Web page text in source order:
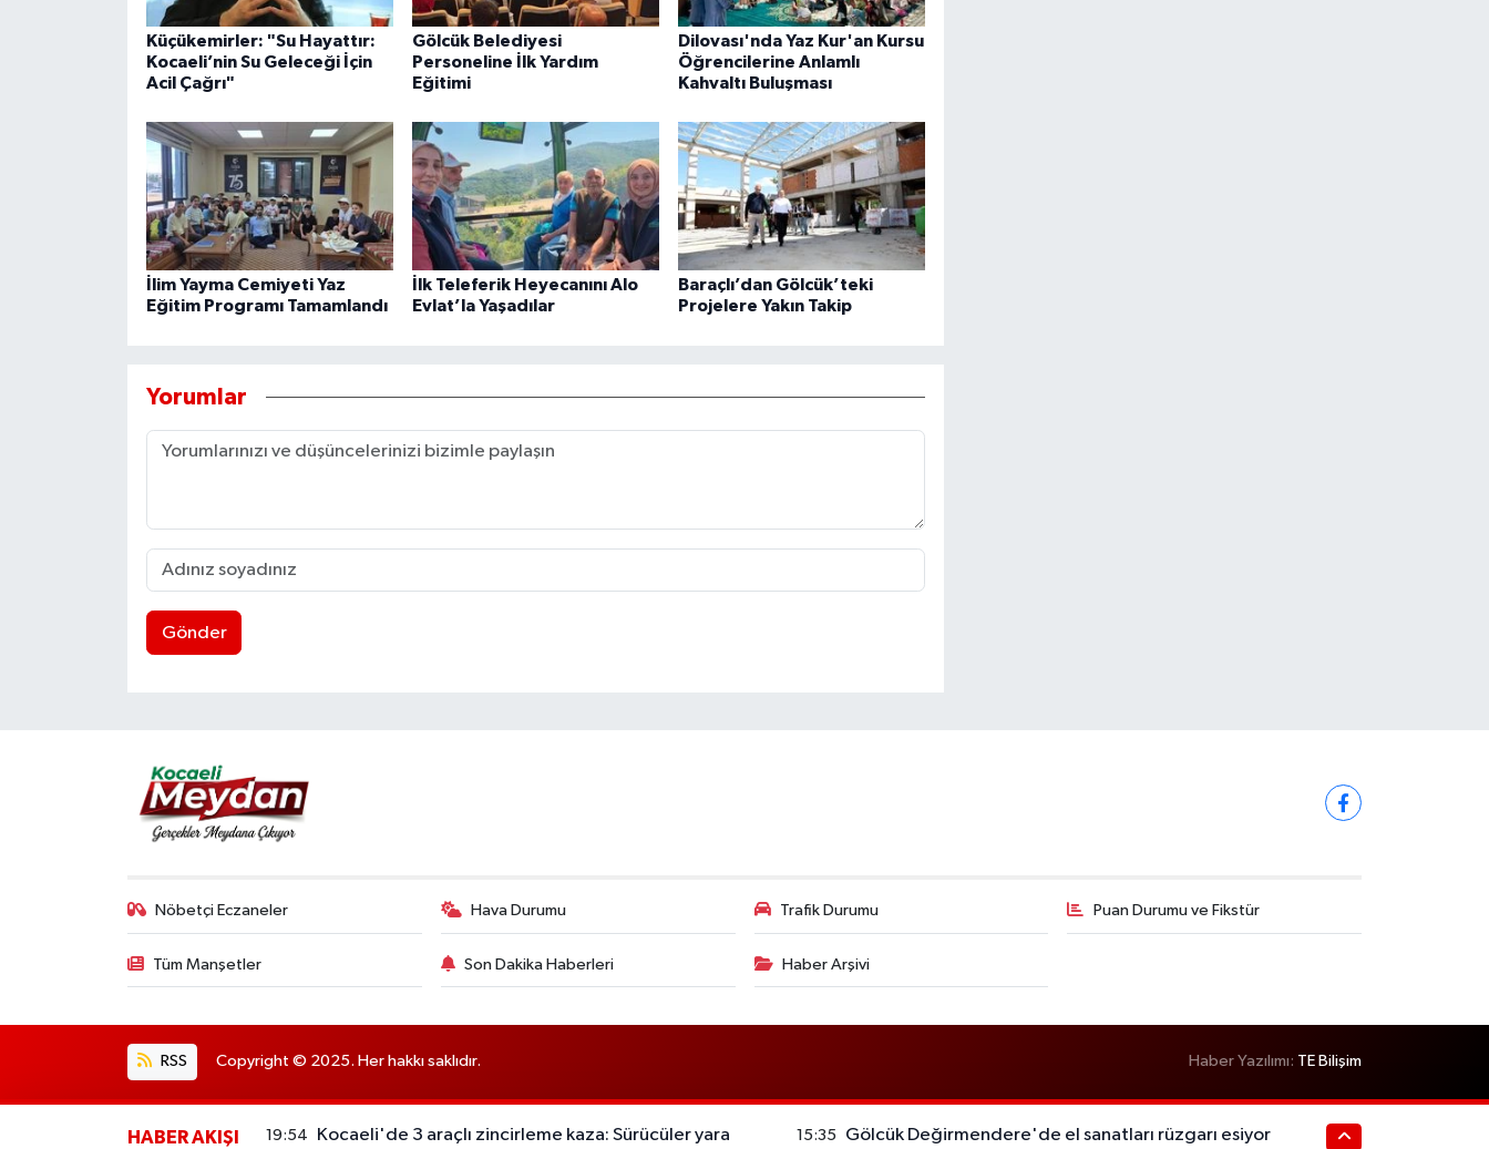
Küçükemirler: "Su Hayattır:
Kocaeli’nin Su Geleceği İçin
Acil Çağrı"
Gölcük Belediyesi
Personeline İlk Yardım
Eğitimi
Dilovası'nda Yaz Kur'an Kursu
Öğrencilerine Anlamlı
Kahvaltı Buluşması
İlim Yayma Cemiyeti Yaz
Eğitim Programı Tamamlandı
İlk Teleferik Heyecanını Alo
Evlat’la Yaşadılar
Baraçlı’dan Gölcük’teki
Projelere Yakın Takip
Yorumlar
Gönder
Nöbetçi Eczaneler Hava Durumu Trafik Durumu Puan Durumu ve Fikstür
Tüm Manşetler Son Dakika Haberleri Haber Arşivi
RSS Copyright © 2025. Her hakkı saklıdır. Haber Yazılımı: TE Bilişim
HABER AKIŞI 19:54
Kocaeli'de 3 araçlı zincirleme kaza: Sürücüler yara
15:35 Gölcük Değirmendere'de el sanatları rüzgarı esiyor